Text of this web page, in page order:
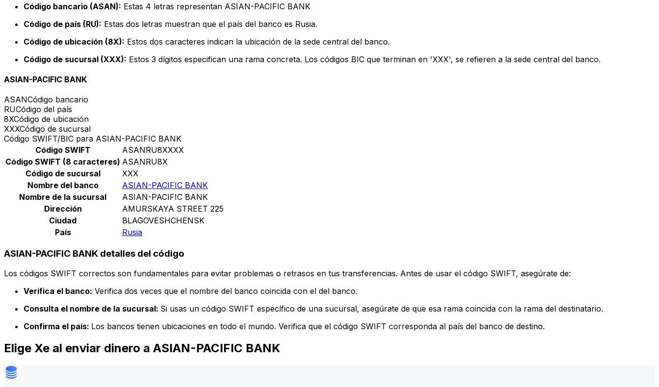
Código bancario (ASAN): Estas 4 letras representan ASIAN-PACIFIC BANK
Código de país (RU): Estas dos letras muestran que el país del banco es Rusia.
Código de ubicación (8X): Estos dos caracteres indican la ubicación de la sede central del banco.
Código de sucursal (XXX): Estos 3 dígitos especifican una rama concreta. Los códigos BIC que terminan en 'XXX', se refieren a la sede central del banco.
ASIAN-PACIFIC BANK
ASANCódigo bancario
RUCódigo del país
8XCódigo de ubicación
XXXCódigo de sucursal
Código SWIFT/BIC para ASIAN-PACIFIC BANK
Código SWIFT
ASANRU8XXXX
Código SWIFT (8 caracteres) ASANRU8X
Código de sucursal
XXX
Nombre del banco
ASIAN-PACIFIC BANK
Nombre de la sucursal
ASIAN-PACIFIC BANK
Dirección
AMURSKAYA STREET 225
Ciudad
BLAGOVESHCHENSK
País
Rusia
ASIAN-PACIFIC BANK detalles del código
Los códigos SWIFT correctos son fundamentales para evitar problemas o retrasos en tus transferencias. Antes de usar el código SWIFT, asegúrate de:
Verifica el banco: Verifica dos veces que el nombre del banco coincida con el del banco.
Consulta el nombre de la sucursal: Si usas un código SWIFT específico de una sucursal, asegúrate de que esa rama coincida con la rama del destinatario.
Confirma el país: Los bancos tienen ubicaciones en todo el mundo. Verifica que el código SWIFT corresponda al país del banco de destino.
Elige Xe al enviar dinero a ASIAN-PACIFIC BANK